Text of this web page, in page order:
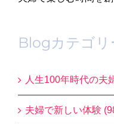
Blogカテゴリ
人生100年時代の夫
夫婦で新しい体験